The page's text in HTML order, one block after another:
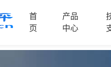
首
页
产品
中心